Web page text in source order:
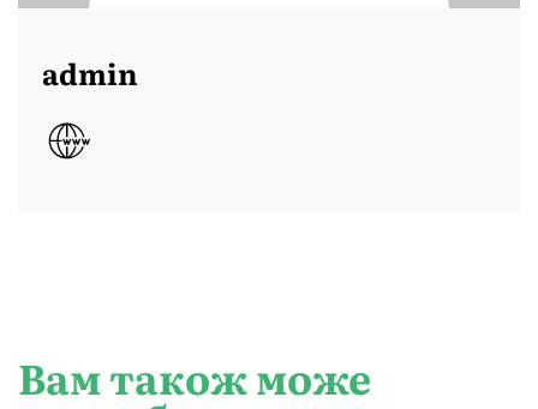
admin
Вам також може